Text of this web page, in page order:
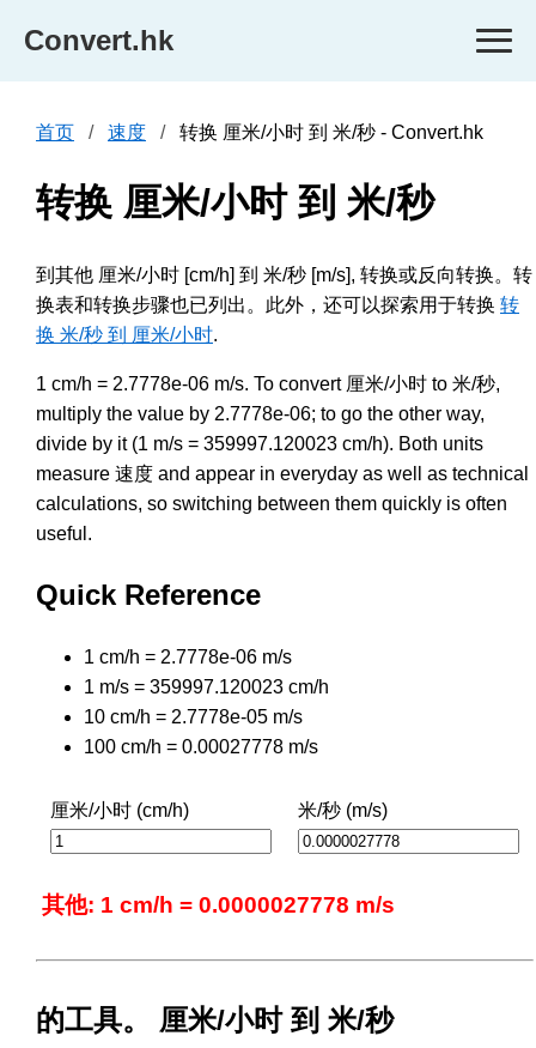
Convert.hk
首页 速度 转换 厘米/小时 到 米/秒 - Convert.hk
转换 厘米/小时 到 米/秒
到其他 厘米/小时 [cm/h] 到 米/秒 [m/s], 转换或反向转换。转
换表和转换步骤也已列出。此外，还可以探索用于转换 转
换 米/秒 到 厘米/小时.
1 cm/h = 2.7778e-06 m/s. To convert 厘米/小时 to 米/秒,
multiply the value by 2.7778e-06; to go the other way,
divide by it (1 m/s = 359997.120023 cm/h). Both units
measure 速度 and appear in everyday as well as technical
calculations, so switching between them quickly is often
useful.
Quick Reference
1 cm/h = 2.7778e-06 m/s
1 m/s = 359997.120023 cm/h
10 cm/h = 2.7778e-05 m/s
100 cm/h = 0.00027778 m/s
厘米/小时 (cm/h) 米/秒 (m/s)
其他: 1 cm/h = 0.0000027778 m/s
的工具。 厘米/小时 到 米/秒